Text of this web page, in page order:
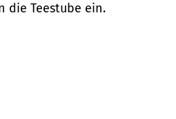
die Teestube ein.